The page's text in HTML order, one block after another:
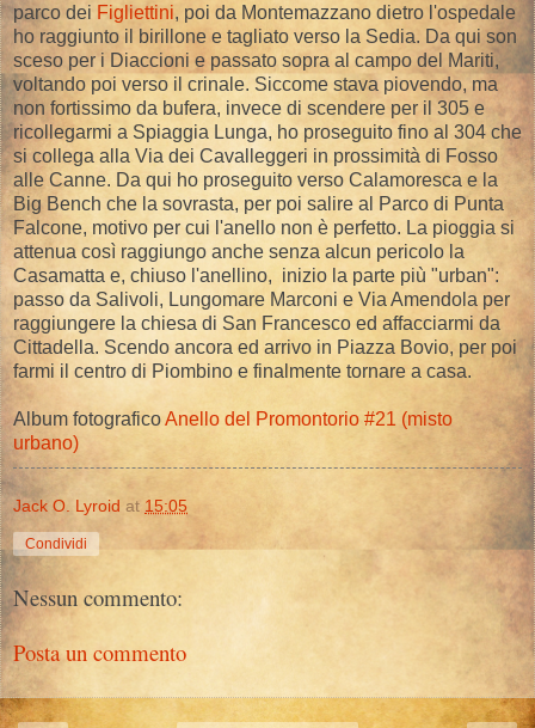
parco dei Figliettini, poi da Montemazzano dietro l'ospedale
ho raggiunto il birillone e tagliato verso la Sedia. Da qui son
sceso per i Diaccioni e passato sopra al campo del Mariti,
voltando poi verso il crinale. Siccome stava piovendo, ma
non fortissimo da bufera, invece di scendere per il 305 e
ricollegarmi a Spiaggia Lunga, ho proseguito fino al 304 che
si collega alla Via dei Cavalleggeri in prossimità di Fosso
alle Canne. Da qui ho proseguito verso Calamoresca e la
Big Bench che la sovrasta, per poi salire al Parco di Punta
Falcone, motivo per cui l'anello non è perfetto. La pioggia si
attenua così raggiungo anche senza alcun pericolo la
Casamatta e, chiuso l'anellino, inizio la parte più "urban":
passo da Salivoli, Lungomare Marconi e Via Amendola per
raggiungere la chiesa di San Francesco ed affacciarmi da
Cittadella. Scendo ancora ed arrivo in Piazza Bovio, per poi
farmi il centro di Piombino e finalmente tornare a casa.
Album fotograficoAnello del Promontorio #21 (misto
urbano)
Jack O. Lyroid at 15:05
Condividi
Nessun commento:
Posta un commento